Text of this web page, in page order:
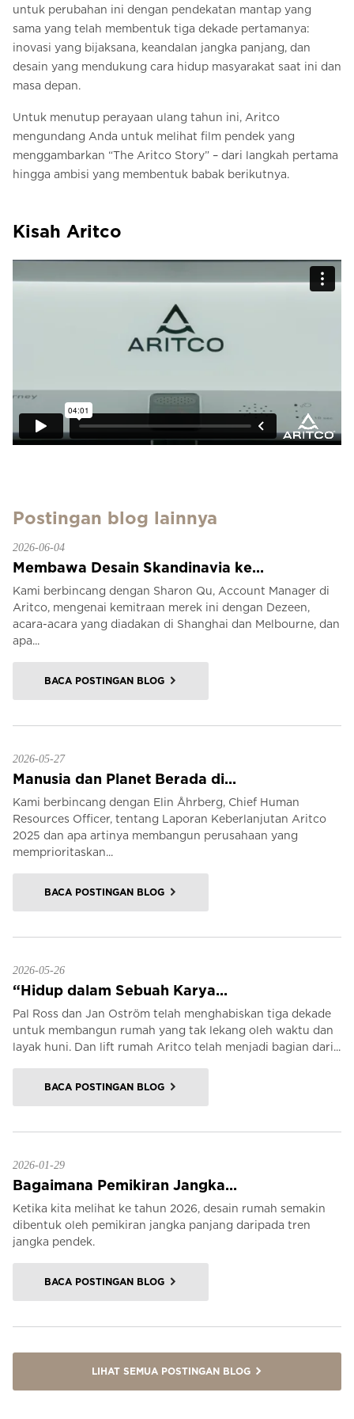
untuk perubahan ini dengan pendekatan mantap yang
sama yang telah membentuk tiga dekade pertamanya:
inovasi yang bijaksana, keandalan jangka panjang, dan
desain yang mendukung cara hidup masyarakat saat ini dan
masa depan.
Untuk menutup perayaan ulang tahun ini, Aritco
mengundang Anda untuk melihat film pendek yang
menggambarkan “The Aritco Story” – dari langkah pertama
hingga ambisi yang membentuk babak berikutnya.
Kisah Aritco
Postingan blog lainnya
2026-06-04
Membawa Desain Skandinavia ke...
Kami berbincang dengan Sharon Qu, Account Manager di
Aritco, mengenai kemitraan merek ini dengan Dezeen,
acara-acara yang diadakan di Shanghai dan Melbourne, dan
apa...
BACA POSTINGAN BLOG
2026-05-27
Manusia dan Planet Berada di...
Kami berbincang dengan Elin Åhrberg, Chief Human
Resources Officer, tentang Laporan Keberlanjutan Aritco
2025 dan apa artinya membangun perusahaan yang
memprioritaskan...
BACA POSTINGAN BLOG
2026-05-26
“Hidup dalam Sebuah Karya...
Pal Ross dan Jan Oström telah menghabiskan tiga dekade
untuk membangun rumah yang tak lekang oleh waktu dan
layak huni. Dan lift rumah Aritco telah menjadi bagian dari...
BACA POSTINGAN BLOG
2026-01-29
Bagaimana Pemikiran Jangka...
Ketika kita melihat ke tahun 2026, desain rumah semakin
dibentuk oleh pemikiran jangka panjang daripada tren
jangka pendek.
BACA POSTINGAN BLOG
LIHAT SEMUA POSTINGAN BLOG